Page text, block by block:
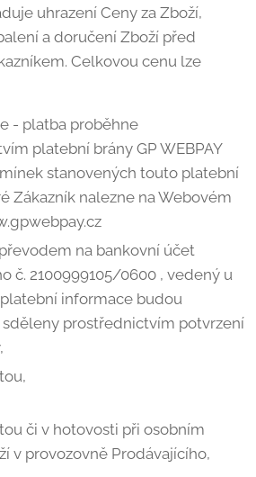
uhrazení Ceny za Zboží,
a doručení Zboží před
Celkovou cenu lze
- platba proběhne
platební brány GP WEBPAY
stanovených touto platební
Zákazník nalezne na Webovém
na bankovní účet
č. 2100999105/0600 , vedený u
platební informace budou
sděleny prostřednictvím potvrzení
či v hotovosti při osobním
v provozovně Prodávajícího,